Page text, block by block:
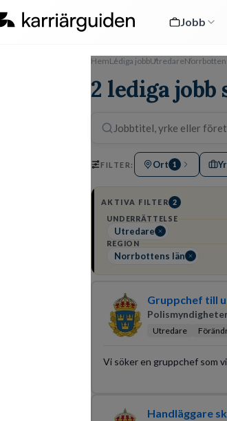
Jobb
HemLediga jobbUtredare
2 lediga
FILTER: Ort 1
AKTIVA FILTER 2
UNDERRÄTTELSE
Utredare
REGION
Norrbottens län
Gruppchef till
Utredare
Vi söker en gruppchef som
Handläggare